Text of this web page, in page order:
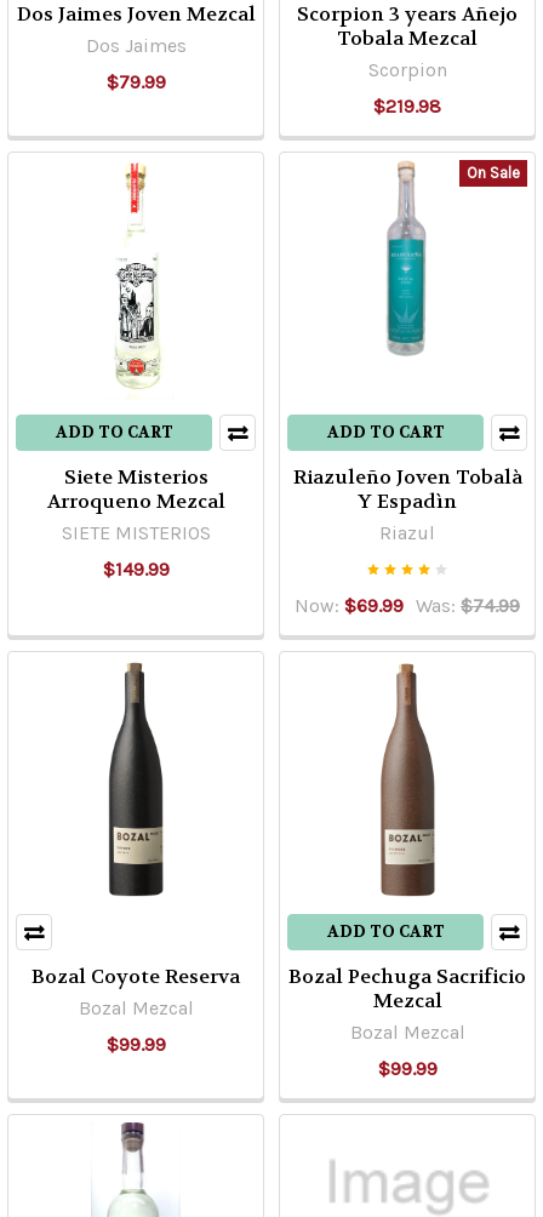
Dos Jaimes Joven Mezcal
Dos Jaimes
$79.99
Scorpion 3 years Añejo
Tobala Mezcal
Scorpion
$219.98
ADD TO CART
Siete Misterios
Arroqueno Mezcal
SIETE MISTERIOS
$149.99
On Sale
ADD TO CART
Riazuleño Joven Tobalà
Y Espadìn
Riazul
Now: $69.99 Was: $74.99
Bozal Coyote Reserva
Bozal Mezcal
$99.99
ADD TO CART
Bozal Pechuga Sacrificio
Mezcal
Bozal Mezcal
$99.99